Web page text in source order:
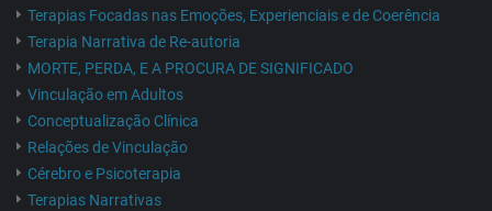
Terapias Focadas nas Emoções, Experienciais e de Coerência
Terapia Narrativa de Re-autoria
MORTE, PERDA, E A PROCURA DE SIGNIFICADO
Vinculação em Adultos
Conceptualização Clínica
Relações de Vinculação
Cérebro e Psicoterapia
Terapias Narrativas